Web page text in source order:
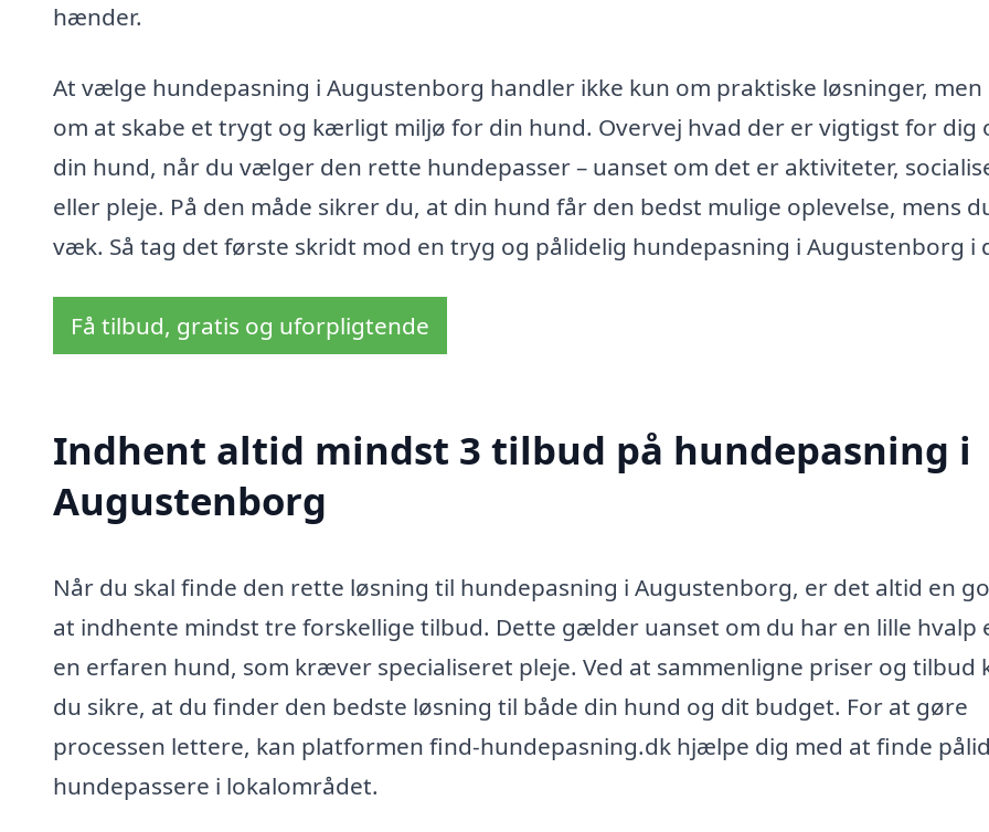
hænder.
At vælge hundepasning i Augustenborg handler ikke kun om praktiske løsninger, men
om at skabe et trygt og kærligt miljø for din hund. Overvej hvad der er vigtigst for dig
din hund, når du vælger den rette hundepasser – uanset om det er aktiviteter,
eller pleje. På den måde sikrer du, at din hund får den bedst mulige oplevelse, mens
væk. Så tag det første skridt mod en tryg og pålidelig hundepasning i Augustenborg i
Få tilbud, gratis og uforpligtende
Indhent altid mindst 3 tilbud på hundepasning i
Augustenborg
Når du skal finde den rette løsning til hundepasning i Augustenborg, er det altid en
at indhente mindst tre forskellige tilbud. Dette gælder uanset om du har en lille hvalp
en erfaren hund, som kræver specialiseret pleje. Ved at sammenligne priser og tilbud
du sikre, at du finder den bedste løsning til både din hund og dit budget. For at gøre
processen lettere, kan platformen find-hundepasning.dk hjælpe dig med at finde
hundepassere i lokalområdet.